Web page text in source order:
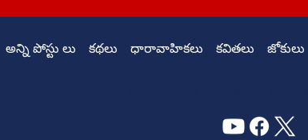
అన్ని పోస్టు లు కథలు ధారావాహికలు కవితలు జోకులు